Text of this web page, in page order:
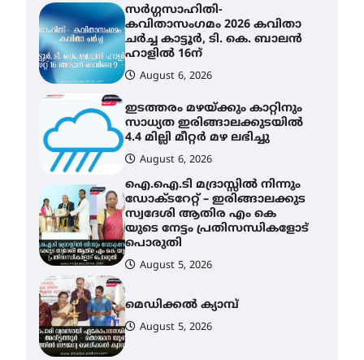
ഇടത്തരം മഴയ്ക്കും കാറ്റിനും
സാധ്യത ഇരിങ്ങാലക്കുടയിൽ
4.4 മില്ലി മീറ്റർ മഴ ലഭിച്ചു
August 6, 2026
ഡോക്ടറേറ്റ് – ഇരിങ്ങാലക്കുട
സ്വദേശി ആതിര എം കെ
യുടെ നേട്ടം പ്രതിസന്ധികളോട്
പൊരുതി
August 5, 2026
മെഡിക്കൽ ക്യാമ്പ്
August 5, 2026
തായ് ചി – ക്വിഗോങ്ങ്